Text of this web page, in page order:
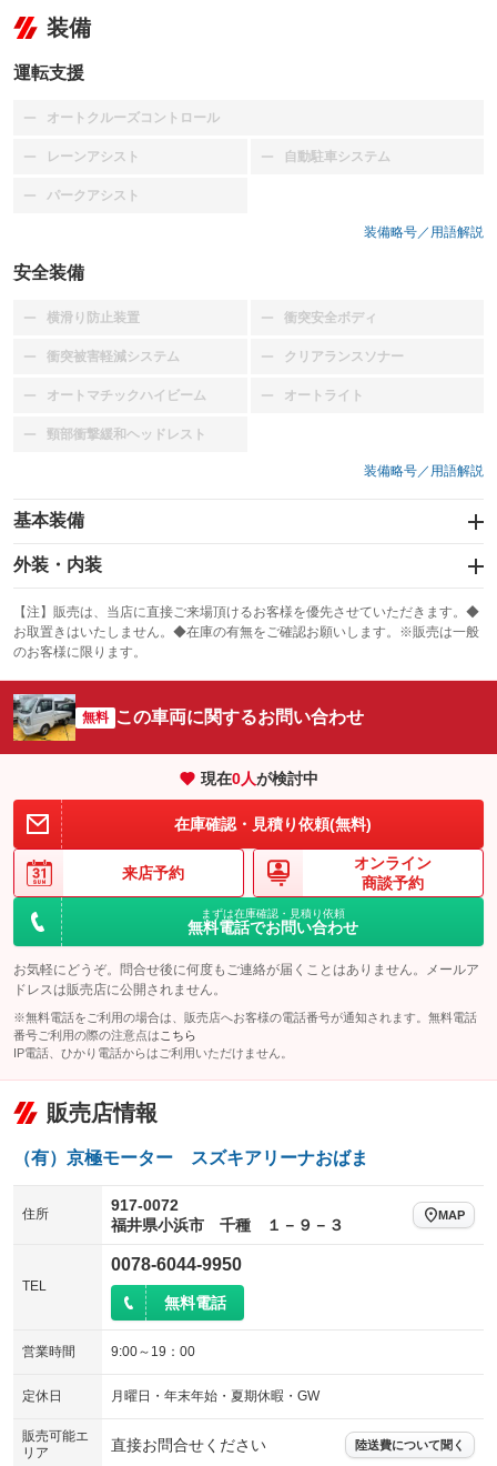
装備
運転支援
オートクルーズコントロール
：装備なし
レーンアシスト
：装備なし 自動駐車システム
：装備なし
パークアシスト
：装備なし
装備略号／用語解説
安全装備
横滑り防止装置
：装備なし 衝突安全ボディ
：装備なし
衝突被害軽減システム
：装備なし クリアランスソナー
：装備なし
オートマチックハイビーム
：装備なし オートライト
：装備なし
頸部衝撃緩和ヘッドレスト
：装備なし
装備略号／用語解説
基本装備
エアバッグ
：装備なし
：装備なし
サンルーフ
：装備なし ABS
エアコン
：装備なし Wエアコン
：装備なし
リフトアップ
：装備なし パワーステアリング
：装備なし
ダウンヒルアシストコントロール
：装備なし ：装備なし
アイドリングストップ
：装備なし ドライブレコーダー
USB入力端子 Bluetooth接続
：装備なし
100V電源
：装備なし クリーンディーゼル
：装備なし
センターデフロック
レンタカーアップ
：装備なし
電動格納ミラー
：装備なし
外装・内装
カーナビ
：装備なし
TV
：装備なし
オーディオ
ビジュアル
：装備なし
革シート
：装備なし ハーフレザーシート
キーレス
：装備なし LEDヘッドランプ
HID(キセノンライト)
：装備なし ポータブルナビ
：装備なし
バックカメラ
：装備なし ETC
：装備なし
：装備なし ：装備なし
ローダウン
：装備なし
パワーシート
：装備なし
：装備なし ：装備なし
チップアップシート
：装備なし
電動格納サードシート
：装備なし シートヒーター
：装備なし
電動リアゲート
：装備なし フロントカメラ
：装備なし
シートエアコン
：装備なし
サイドカメラ
エアサスペンション
：装備なし
【注】販売は、当店に直接ご来場頂けるお客様を優先させていただきます。◆
お取置きはいたしません。◆在庫の有無をご確認お願いします。※販売は一般
のお客様に限ります。
無料 この車両に関するお問い合わせ
現在0人が検討中
在庫確認・見積り依頼(無料)
来店予約
オンライン
商談予約
まずは在庫確認・見積り依頼
無料電話でお問い合わせ
お気軽にどうぞ。問合せ後に何度もご連絡が届くことはありません。メールア
ドレスは販売店に公開されません。
※無料電話をご利用の場合は、販売店へお客様の電話番号が通知されます。無料電話
番号ご利用の際の注意点は こちら
IP電話、ひかり電話からはご利用いただけません。
販売店情報
（有）京極モーター スズキアリーナおばま
住所
917-0072
福井県小浜市 千種 １－９－３
MAP
TEL
0078-6044-9950
無料電話
営業時間 9:00～19：00
定休日 月曜日・年末年始・夏期休暇・GW
販売可能エ
リア
直接お問合せください 陸送費について聞く